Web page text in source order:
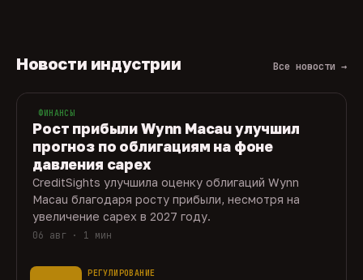
Новости индустрии Все новости →
ФИНАНСЫ
Рост прибыли Wynn Macau улучшил
прогноз по облигациям на фоне
давления capex
CreditSights улучшила оценку облигаций Wynn
Macau благодаря росту прибыли, несмотря на
увеличение capex в 2027 году.
06 авг · 1 мин
РЕГУЛИРОВАНИЕ